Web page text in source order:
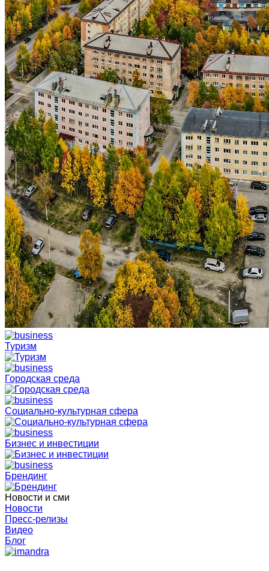
Туризм
Городская среда
Социально-культурная сфера
Бизнес и инвестиции
Брендинг
Новости и сми
Новости
Пресс-релизы
Видео
Блог